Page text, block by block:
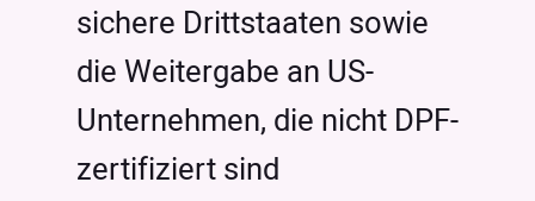
sichere Drittstaaten sowie
die Weitergabe an US-
Unternehmen, die nicht DPF-
zertifiziert sind